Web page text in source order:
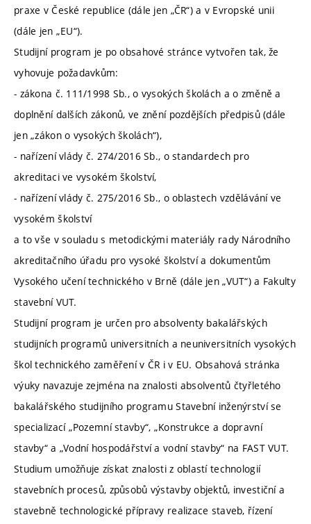
praxe v České republice (dále jen „ČR“) a v Evropské unii
(dále jen „EU“).
Studijní program je po obsahové stránce vytvořen tak, že
vyhovuje požadavkům:
- zákona č. 111/1998 Sb., o vysokých školách a o změně a
doplnění dalších zákonů, ve znění pozdějších předpisů (dále
jen „zákon o vysokých školách“),
- nařízení vlády č. 274/2016 Sb., o standardech pro
akreditaci ve vysokém školství,
- nařízení vlády č. 275/2016 Sb., o oblastech vzdělávání ve
vysokém školství
a to vše v souladu s metodickými materiály rady Národního
akreditačního úřadu pro vysoké školství a dokumentům
Vysokého učení technického v Brně (dále jen „VUT“) a Fakulty
stavební VUT.
Studijní program je určen pro absolventy bakalářských
studijních programů universitních a neuniversitních vysokých
škol technického zaměření v ČR i v EU. Obsahová stránka
výuky navazuje zejména na znalosti absolventů čtyřletého
bakalářského studijního programu Stavební inženýrství se
specializací „Pozemní stavby“, „Konstrukce a dopravní
stavby“ a „Vodní hospodářství a vodní stavby“ na FAST VUT.
Studium umožňuje získat znalosti z oblastí technologií
stavebních procesů, způsobů výstavby objektů, investiční a
stavebně technologické přípravy realizace staveb, řízení